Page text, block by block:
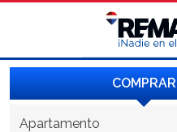
COMPRAR
Apartamento